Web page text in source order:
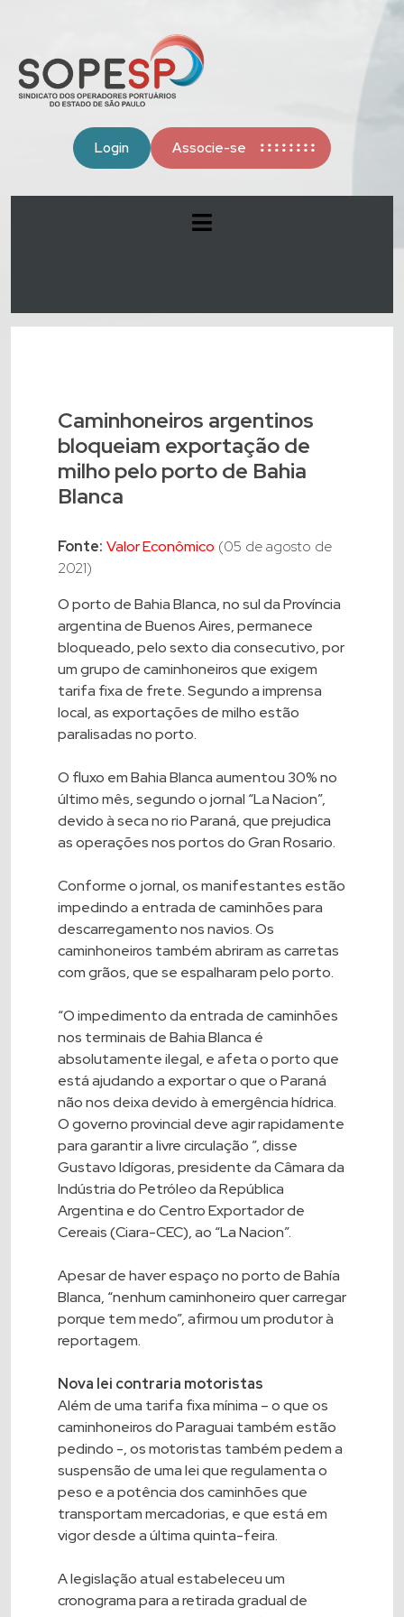
Login Associe-se
Caminhoneiros argentinos
bloqueiam exportação de
milho pelo porto de Bahia
Blanca
Fonte: Valor Econômico (05 de agosto de
2021)
O porto de Bahia Blanca, no sul da Província
argentina de Buenos Aires, permanece
bloqueado, pelo sexto dia consecutivo, por
um grupo de caminhoneiros que exigem
tarifa fixa de frete. Segundo a imprensa
local, as exportações de milho estão
paralisadas no porto.
O fluxo em Bahia Blanca aumentou 30% no
último mês, segundo o jornal “La Nacion”,
devido à seca no rio Paraná, que prejudica
as operações nos portos do Gran Rosario.
Conforme o jornal, os manifestantes estão
impedindo a entrada de caminhões para
descarregamento nos navios. Os
caminhoneiros também abriram as carretas
com grãos, que se espalharam pelo porto.
“O impedimento da entrada de caminhões
nos terminais de Bahia Blanca é
absolutamente ilegal, e afeta o porto que
está ajudando a exportar o que o Paraná
não nos deixa devido à emergência hídrica.
O governo provincial deve agir rapidamente
para garantir a livre circulação ”, disse
Gustavo Idígoras, presidente da Câmara da
Indústria do Petróleo da República
Argentina e do Centro Exportador de
Cereais (Ciara-CEC), ao “La Nacion”.
Apesar de haver espaço no porto de Bahía
Blanca, “nenhum caminhoneiro quer carregar
porque tem medo”, afirmou um produtor à
reportagem.
Nova lei contraria motoristas
Além de uma tarifa fixa mínima – o que os
caminhoneiros do Paraguai também estão
pedindo -, os motoristas também pedem a
suspensão de uma lei que regulamenta o
peso e a potência dos caminhões que
transportam mercadorias, e que está em
vigor desde a última quinta-feira.
A legislação atual estabeleceu um
cronograma para a retirada gradual de